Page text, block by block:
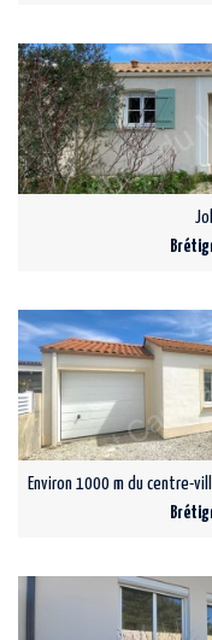
Environ 1000 m du centre-